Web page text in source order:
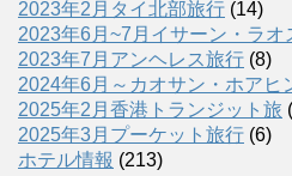
2023年2月タイ北部旅行 (14)
2023年6月~7月イサーン・ラオ
2023年7月アンヘレス旅行 (8)
2024年6月～カオサン・ホアヒ
2025年2月香港トランジット旅
2025年3月プーケット旅行 (6)
ホテル情報 (213)